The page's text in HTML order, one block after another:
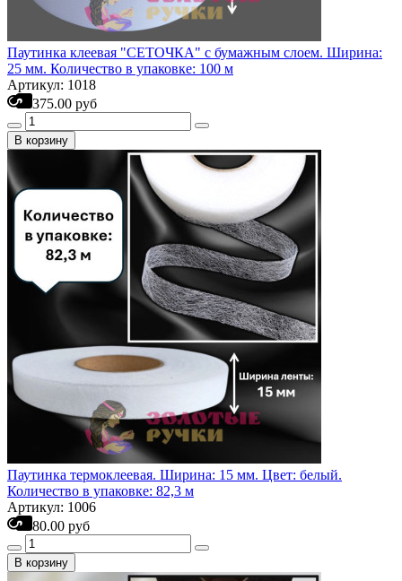
Паутинка клеевая "СЕТОЧКА" с бумажным слоем. Ширина:
25 мм. Количество в упаковке: 100 м
Артикул: 1018
375.00 руб
В корзину
Паутинка термоклеевая. Ширина: 15 мм. Цвет: белый.
Количество в упаковке: 82,3 м
Артикул: 1006
80.00 руб
В корзину